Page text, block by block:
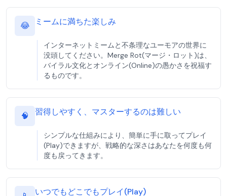
😂 ミームに満ちた楽しみ
インターネットミームと不条理なユーモアの世界に
没頭してください。Merge Rot(マージ・ロット)は、
バイラル文化とオンライン(Online)の愚かさを祝福す
るものです。
🧠 習得しやすく、マスターするのは難しい
シンプルな仕組みにより、簡単に手に取ってプレイ
(Play)できますが、戦略的な深さはあなたを何度も何
度も戻ってきます。
いつでもどこでもプレイ(Play)